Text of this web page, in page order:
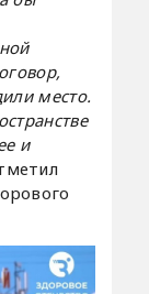
место.
и